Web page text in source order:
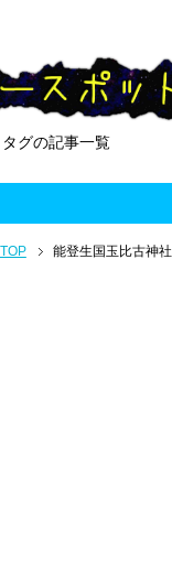
タグの記事一覧
能登生国玉比古神社